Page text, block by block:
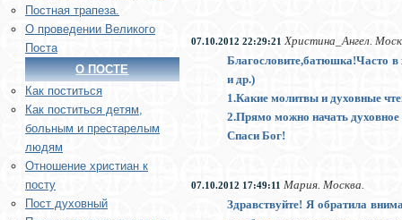
Постная трапеза.
О проведении Великого
Поста
О ПОСТЕ
Как поститься
Как поститься детям,
больным и престарелым
людям
Отношение христиан к
посту
Пост духовный
07.10.2012 22:29:21
Христина_Ангел.
Благословите,батюшка!Часто
и др.)
1.Какие молитвы и духовные
2.Прямо можно начать духовное
Спаси Бог!
07.10.2012 17:49:11 Мария. Москва.
Здравствуйте! Я обратила